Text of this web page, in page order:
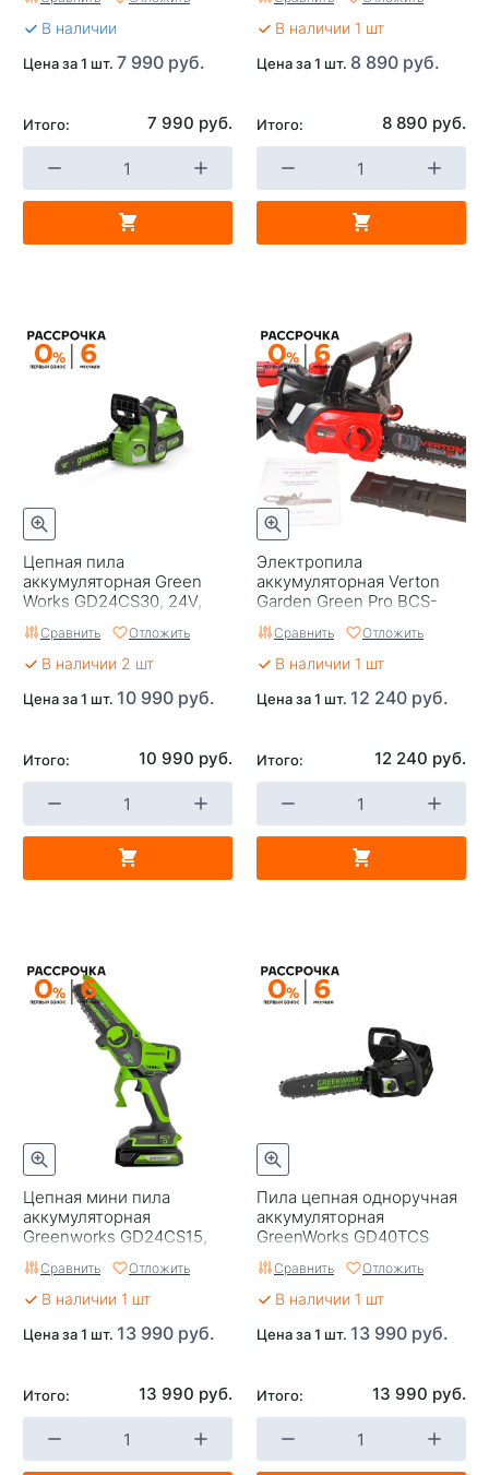
В наличии
Цена за 1 шт. 7 990 руб.
Итого: 7 990 руб.
В наличии 1 шт
Цена за 1 шт. 8 890 руб.
Итого: 8 890 руб.
Цепная пила
аккумуляторная Green
Works GD24CS30, 24V,
30см, бесщеточная, без
АКБ и ЗУ
Сравнить Отложить
В наличии 2 шт
Цена за 1 шт. 10 990 руб.
Итого: 10 990 руб.
Электропила
аккумуляторная Verton
Garden Green Pro BCS-
2012
Сравнить Отложить
В наличии 1 шт
Цена за 1 шт. 12 240 руб.
Итого: 12 240 руб.
Цепная мини пила
аккумуляторная
Greenworks GD24CS15,
бесщеточная, 24V, 15см
без АКБ и ЗУ
Сравнить Отложить
В наличии 1 шт
Цена за 1 шт. 13 990 руб.
Итого: 13 990 руб.
Пила цепная одноручная
аккумуляторная
GreenWorks GD40TCS
(арбориста), 40V, 25,4 см,
бесщеточная, без
Сравнить Отложить
В наличии 1 шт
Цена за 1 шт. 13 990 руб.
Итого: 13 990 руб.